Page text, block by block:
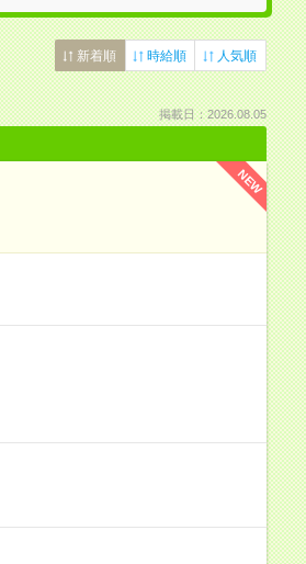
新着順 時給順 人気順
掲載日：2026.08.05
NEW